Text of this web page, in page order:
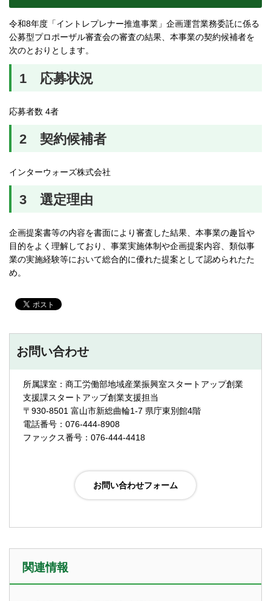
令和8年度「イントレプレナー推進事業」企画運営業務委託に係る
公募型プロポーザル審査会の審査の結果、本事業の契約候補者を
次のとおりとします。
1 応募状況
応募者数 4者
2 契約候補者
インターウォーズ株式会社
3 選定理由
企画提案書等の内容を書面により審査した結果、本事業の趣旨や
目的をよく理解しており、事業実施体制や企画提案内容、類似事
業の実施経験等において総合的に優れた提案として認められたた
め。
お問い合わせ
所属課室：商工労働部地域産業振興室スタートアップ創業
支援課スタートアップ創業支援担当
〒930-8501 富山市新総曲輪1-7 県庁東別館4階
電話番号：076-444-8908
ファックス番号：076-444-4418
関連情報